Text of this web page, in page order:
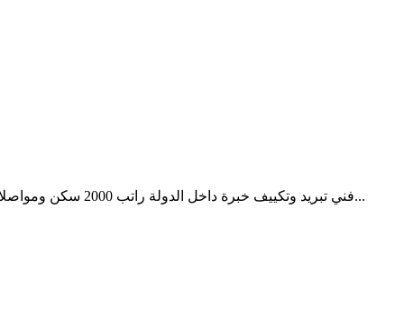
فني تبريد وتكييف خبرة داخل الدولة راتب 2000 سكن ومواصلات موواصلات الأخلاق والامانة والالتزام والتعاون مع فريق العمل شرط أساسي العمل لدى شركة مقاولات وصيانة عامة التواصل من الساع...